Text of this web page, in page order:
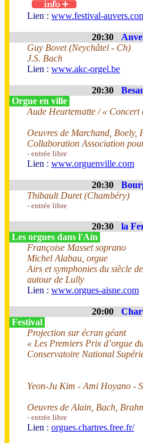
Lien : www.festival-
20:30
Guy Bovet (Neychâtel - Ch)
J.S. Bach
Lien : www.akc-orgel.be
20:30
Orgue en ville
Aude Heurtematte / « Concert
Oeuvres de Marchand, Boely,
Collaboration Association
- entrée libre
Lien : www.orguenville.com
20:30
Thibault Duret (Chambéry)
- entrée libre
20:30
la
Les orgues dans l'Ain
Françoise Masset soprano
Michel Alabau, orgue
Airs et symphonies du siècle
autour de Lully
Lien : www.orgues-aisne.com
20:00
Festival
Projection sur écran géant
« Les Premiers Prix d’orgue
Conservatoire National
Yeon-Ju Kim - Ami Hoyano -
Oeuvres de Alain, Bach,
- entrée libre
Lien : orgues.chartres.free.fr/